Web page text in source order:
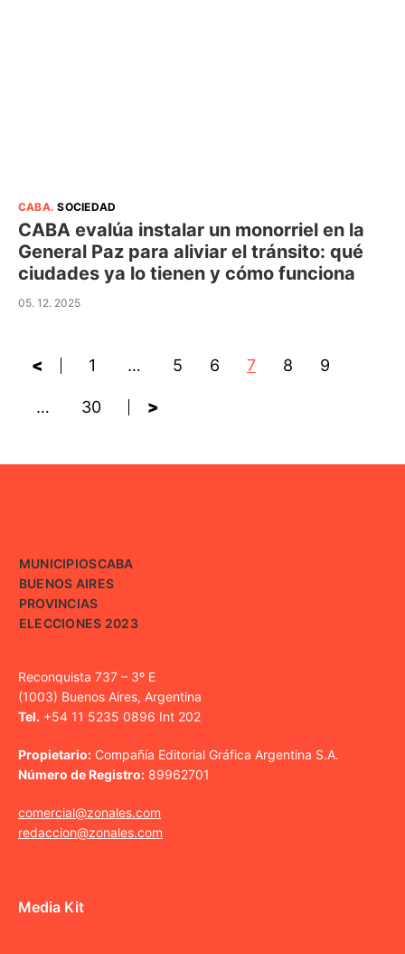
CABA.SOCIEDAD
CABA evalúa instalar un monorriel en la
General Paz para aliviar el tránsito: qué
ciudades ya lo tienen y cómo funciona
05. 12. 2025
< 1 … 5 6 7 8 9
… 30 >
MUNICIPIOSCABA
BUENOS AIRES
PROVINCIAS
ELECCIONES 2023
Reconquista 737 – 3º E
(1003) Buenos Aires, Argentina
Tel. +54 11 5235 0896 Int 202
Propietario: Compañía Editorial Gráfica Argentina S.A.
Número de Registro: 89962701
comercial@zonales.com
redaccion@zonales.com
Media Kit